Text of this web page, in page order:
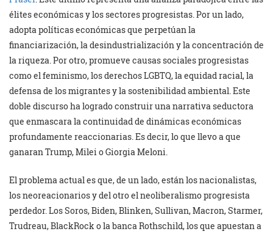
élites económicas y los sectores progresistas. Por un lado,
adopta políticas económicas que perpetúan la
financiarización, la desindustrialización y la concentración de
la riqueza. Por otro, promueve causas sociales progresistas
como el feminismo, los derechos LGBTQ, la equidad racial, la
defensa de los migrantes y la sostenibilidad ambiental. Este
doble discurso ha logrado construir una narrativa seductora
que enmascara la continuidad de dinámicas económicas
profundamente reaccionarias. Es decir, lo que llevo a que
ganaran Trump, Milei o Giorgia Meloni.
El problema actual es que, de un lado, están los nacionalistas,
los neoreacionarios y del otro el neoliberalismo progresista
perdedor. Los Soros, Biden, Blinken, Sullivan, Macron, Starmer,
Trudreau, BlackRock o la banca Rothschild, los que apuestan a